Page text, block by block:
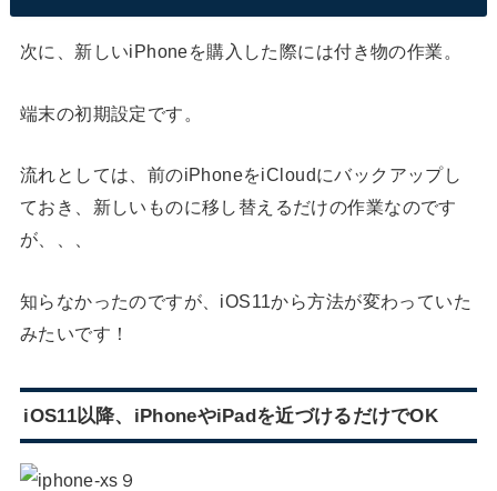
次に、新しいiPhoneを購入した際には付き物の作業。
端末の初期設定です。
流れとしては、前のiPhoneをiCloudにバックアップし
ておき、新しいものに移し替えるだけの作業なのです
が、、、
知らなかったのですが、iOS11から方法が変わっていた
みたいです！
iOS11以降、iPhoneやiPadを近づけるだけでOK